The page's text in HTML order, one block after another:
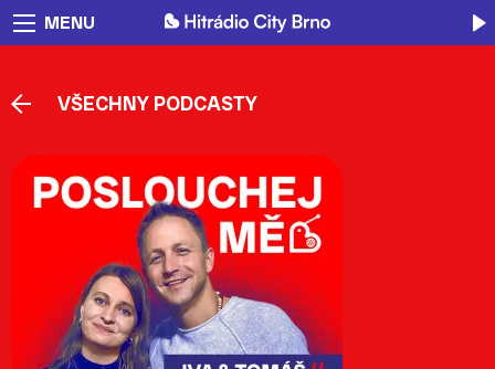
MENU
VŠECHNY PODCASTY